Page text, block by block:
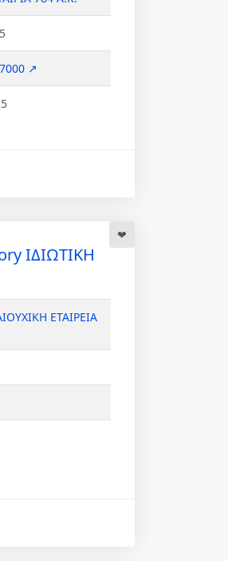
↗
ΙΔΙΩΤΙΚΗ
ΕΤΑΙΡΕΙΑ